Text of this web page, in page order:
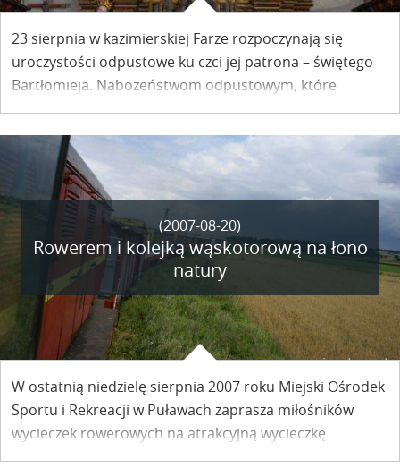
23 sierpnia w kazimierskiej Farze rozpoczynają się
uroczystości odpustowe ku czci jej patrona – świętego
Bartłomieja. Nabożeństwom odpustowym, które
potrwają do niedzieli, towarzyszyć będą wydarzenia
artystyczne.
(2007-08-20)
Rowerem i kolejką wąskotorową na łono
natury
W ostatnią niedzielę sierpnia 2007 roku Miejski Ośrodek
Sportu i Rekreacji w Puławach zaprasza miłośników
wycieczek rowerowych na atrakcyjną wycieczkę
rowerową połączoną z przejazdem kolejką